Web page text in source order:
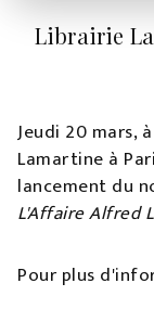
Librairie
Jeudi 20 mars,
Lamartine à
lancement du
L'Affaire Alfred
Pour plus